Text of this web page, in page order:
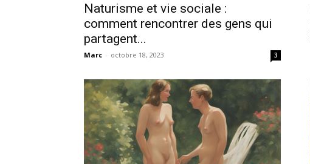
Naturisme et vie sociale :
comment rencontrer des gens qui
partagent...
Marc - octobre 18, 2023 3